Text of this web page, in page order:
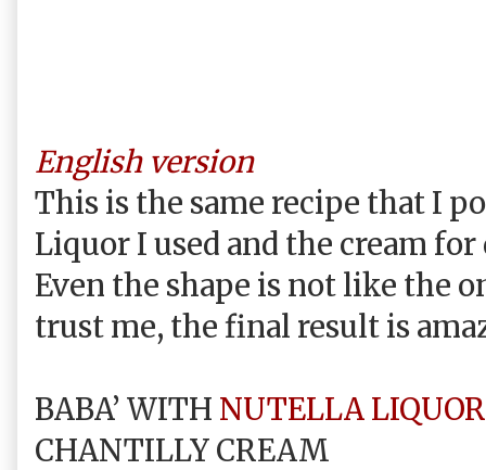
English version
This is the same recipe that I
Liquor I used and the cream
Even the shape is not like the
trust me, the final result is
BABA’ WITH NUTELLA LIQUOR
CHANTILLY CREAM